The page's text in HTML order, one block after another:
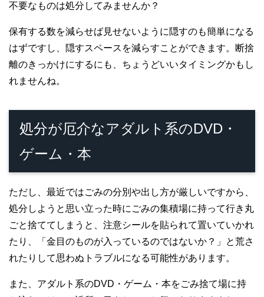
不要なものは処分してみませんか？
保有する数を減らせば見せないように隠すのも簡単になる
はずですし、隠すスペースを減らすことができます。断捨
離のきっかけにするにも、ちょうどいいタイミングかもし
れませんね。
処分が厄介なアダルト系のDVD・
ゲーム・本
ただし、最近ではごみの分別や出し方が厳しいですから、
処分しようと思い立った時にごみの集積場に持って行き丸
ごと捨ててしまうと、注意シールを貼られて置いていかれ
たり、「金目のものが入っているのではないか？」と荒さ
れたりして思わぬトラブルになる可能性があります。
また、アダルト系のDVD・ゲーム・本をごみ捨て場に持